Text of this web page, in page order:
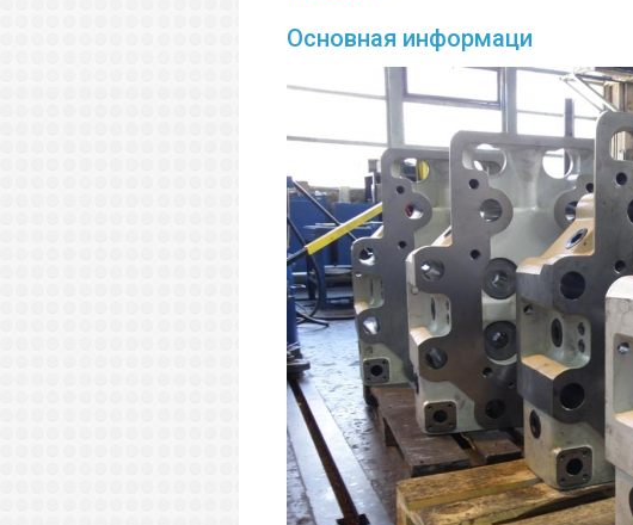
Основная информаци